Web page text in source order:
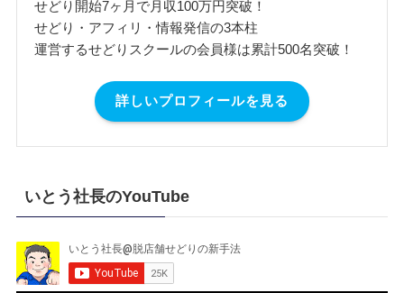
せどり開始7ヶ月で月収100万円突破！
せどり・アフィリ・情報発信の3本柱
運営するせどりスクールの会員様は累計500名突破！
詳しいプロフィールを見る
いとう社長のYouTube